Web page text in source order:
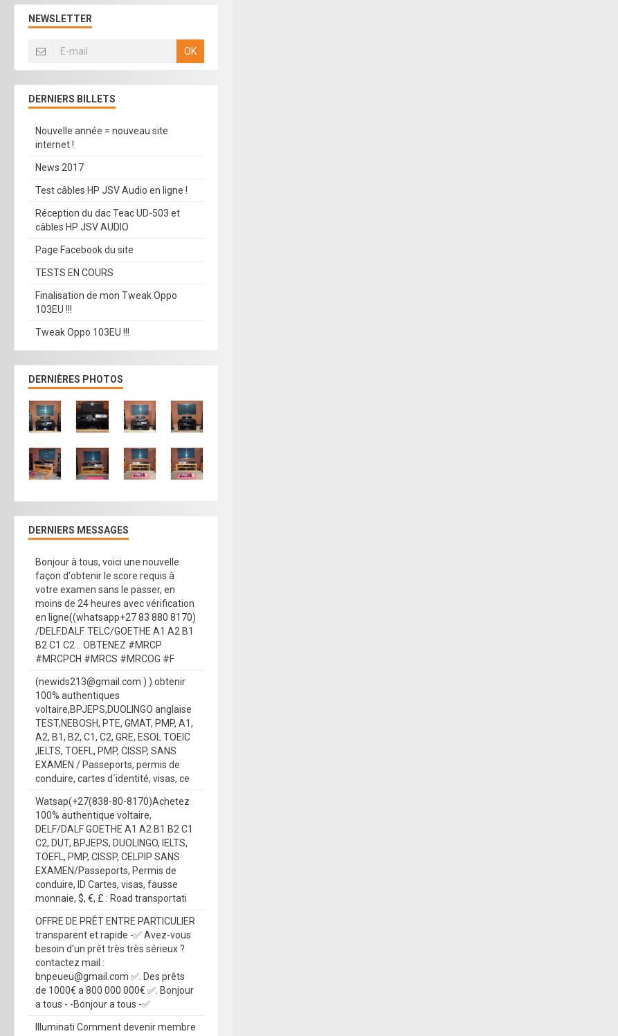
NEWSLETTER
OK
DERNIERS BILLETS
Nouvelle année = nouveau site
internet !
News 2017
Test câbles HP JSV Audio en ligne !
Réception du dac Teac UD-503 et
câbles HP JSV AUDIO
Page Facebook du site
TESTS EN COURS
Finalisation de mon Tweak Oppo
103EU !!!
Tweak Oppo 103EU !!!
DERNIÈRES PHOTOS
DERNIERS MESSAGES
Bonjour à tous, voici une nouvelle
façon d'obtenir le score requis à
votre examen sans le passer, en
moins de 24 heures avec vérification
en ligne((whatsapp+27 83 880 8170)
/DELF.DALF. TELC/GOETHE A1 A2 B1
B2 C1 C2 .. OBTENEZ #MRCP
#MRCPCH #MRCS #MRCOG #F
(newids213@gmail.com ) ) obtenir
100% authentiques
voltaire,BPJEPS,DUOLINGO anglaise
TEST,NEBOSH, PTE, GMAT, PMP, A1,
A2, B1, B2, C1, C2, GRE, ESOL TOEIC
,IELTS, TOEFL, PMP, CISSP, SANS
EXAMEN / Passeports, permis de
conduire, cartes d´identité, visas, ce
Watsap(+27(838-80-8170)Achetez
100% authentique voltaire,
DELF/DALF GOETHE A1 A2 B1 B2 C1
C2, DUT, BPJEPS, DUOLINGO, IELTS,
TOEFL, PMP, CISSP, CELPIP SANS
EXAMEN/Passeports, Permis de
conduire, ID Cartes, visas, fausse
monnaie, $, €, £ : Road transportati
OFFRE DE PRÊT ENTRE PARTICULIER
transparent et rapide -✅ Avez-vous
besoin d'un prêt très très sérieux ?
contactez mail :
bnpeueu@gmail.com ✅. Des prêts
de 1000€ a 800 000 000€ ✅. Bonjour
a tous - -Bonjour a tous -✅
Illuminati Comment devenir membre